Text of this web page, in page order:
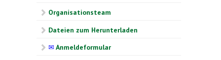
Organisationsteam
Dateien zum Herunterladen
✉ Anmeldeformular